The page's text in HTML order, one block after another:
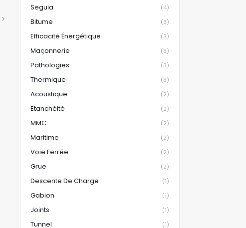
Seguia (4)
Bitume (3)
Efficacité Énergétique (3)
Maçonnerie (3)
Pathologies (3)
Thermique (3)
Acoustique (2)
Etanchéité (2)
MMC (2)
Maritime (2)
Voie Ferrée (2)
Grue (2)
Descente De Charge (1)
Gabion (1)
Joints (1)
Tunnel (1)